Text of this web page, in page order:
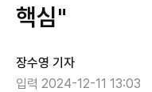
핵심"
장수영 기자
입력 2024-12-11 13:03